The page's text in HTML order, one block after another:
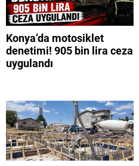
Konya’da motosiklet
denetimi! 905 bin lira ceza
uygulandı